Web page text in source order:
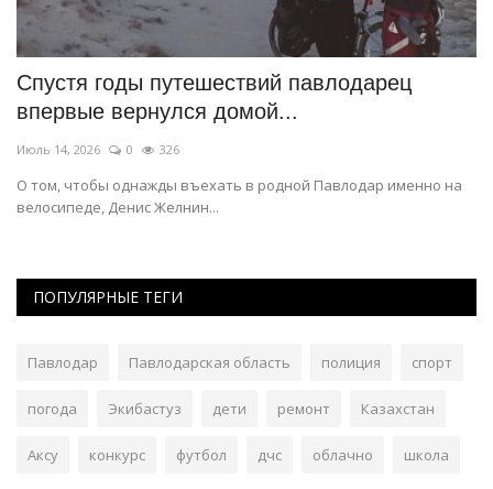
Спустя годы путешествий павлодарец
впервые вернулся домой...
Июль 14, 2026 0 326
О том, чтобы однажды въехать в родной Павлодар именно на
велосипеде, Денис Желнин...
ПОПУЛЯРНЫЕ ТЕГИ
Павлодар Павлодарская область полиция спорт
погода Экибастуз дети ремонт Казахстан
Аксу конкурс футбол дчс облачно школа